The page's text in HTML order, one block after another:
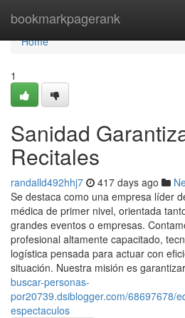
bookmarkpagerank
Home
Home
1
Sanidad
Recitales
randalld492hhj7 417 days ago
Se destaca como una empresa líder
médica de primer nivel, orientada
grandes eventos o empresas.
profesional altamente capacitado,
logística pensada para actuar con
situación. Nuestra misión es
buscar-personas-
por20739.dsiblogger.com/68697678/
espectaculos